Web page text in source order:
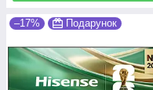
–17% Подарунок